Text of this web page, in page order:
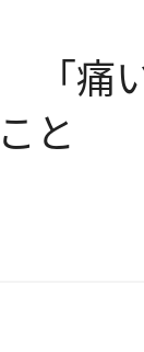
「痛
と